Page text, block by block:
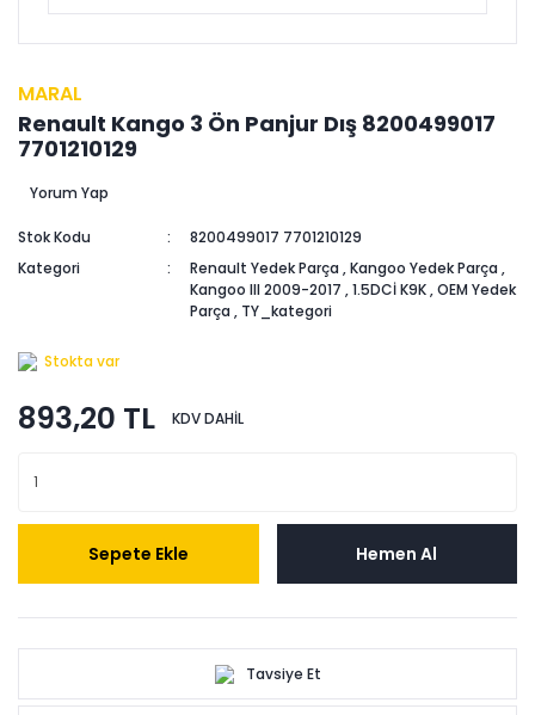
MARAL
Renault Kango 3 Ön Panjur Dış 8200499017
7701210129
Yorum Yap
Stok Kodu
8200499017 7701210129
Kategori
Renault Yedek Parça ,Kangoo Yedek Parça ,
Kangoo III 2009-2017 ,1.5DCİ K9K,OEM Yedek
Parça , TY_kategori
Stokta var
893,20 TL KDV DAHİL
Sepete Ekle Hemen Al
Tavsiye Et